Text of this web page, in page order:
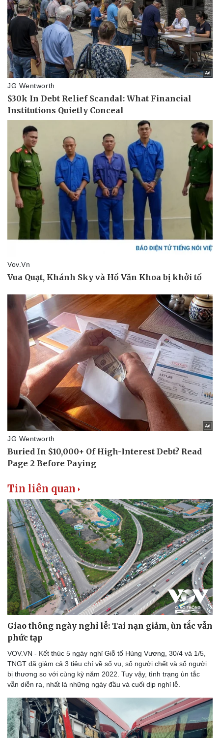
Pháp luật
Vụ án
Tin nóng
Tư vấn luật
Quân sự - Quốc phòng
Vũ khí
Việt Nam
Phân tích
Tin liên quan
Giao thông ngày nghỉ lễ: Tai nạn giảm, ùn tắc vẫn
phức tạp
VOV.VN - Kết thúc 5 ngày nghỉ Giỗ tổ Hùng Vương, 30/4 và 1/5,
TNGT đã giảm cả 3 tiêu chí về số vụ, số người chết và số người
bị thương so với cùng kỳ năm 2022. Tuy vậy, tình trạng ùn tắc
vẫn diễn ra, nhất là những ngày đầu và cuối dịp nghỉ lễ.